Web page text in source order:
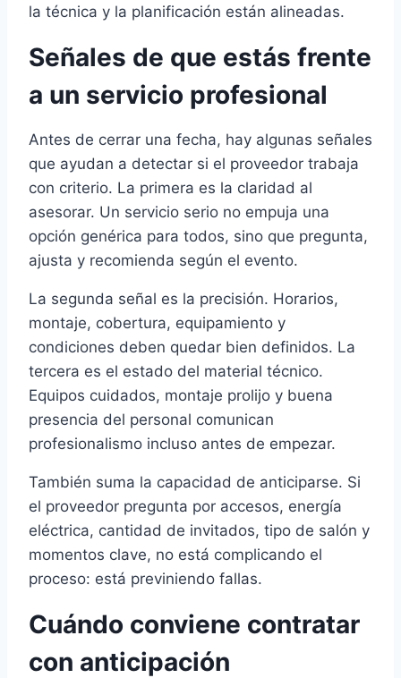
la técnica y la planificación están alineadas.
Señales de que estás frente
a un servicio profesional
Antes de cerrar una fecha, hay algunas señales
que ayudan a detectar si el proveedor trabaja
con criterio. La primera es la claridad al
asesorar. Un servicio serio no empuja una
opción genérica para todos, sino que pregunta,
ajusta y recomienda según el evento.
La segunda señal es la precisión. Horarios,
montaje, cobertura, equipamiento y
condiciones deben quedar bien definidos. La
tercera es el estado del material técnico.
Equipos cuidados, montaje prolijo y buena
presencia del personal comunican
profesionalismo incluso antes de empezar.
También suma la capacidad de anticiparse. Si
el proveedor pregunta por accesos, energía
eléctrica, cantidad de invitados, tipo de salón y
momentos clave, no está complicando el
proceso: está previniendo fallas.
Cuándo conviene contratar
con anticipación